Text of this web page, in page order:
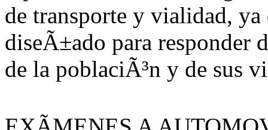
de transporte y vialidad,
diseÃ±ado para responder
de la poblaciÃ³n y de sus